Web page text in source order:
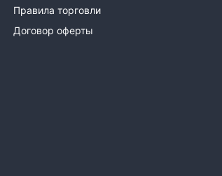
Правила торговли
Договор оферты